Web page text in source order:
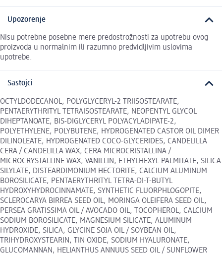
Upozorenje
Nisu potrebne posebne mere predostrožnosti za upotrebu ovog
proizvoda u normalnim ili razumno predvidljivim uslovima
upotrebe.
Sastojci
OCTYLDODECANOL, POLYGLYCERYL-2 TRIISOSTEARATE,
PENTAERYTHRITYL TETRAISOSTEARATE, NEOPENTYL GLYCOL
DIHEPTANOATE, BIS-DIGLYCERYL POLYACYLADIPATE-2,
POLYETHYLENE, POLYBUTENE, HYDROGENATED CASTOR OIL DIMER
DILINOLEATE, HYDROGENATED COCO-GLYCERIDES, CANDELILLA
CERA / CANDELILLA WAX, CERA MICROCRISTALLINA /
MICROCRYSTALLINE WAX, VANILLIN, ETHYLHEXYL PALMITATE, SILICA
SILYLATE, DISTEARDIMONIUM HECTORITE, CALCIUM ALUMINUM
BOROSILICATE, PENTAERYTHRITYL TETRA-DI-T-BUTYL
HYDROXYHYDROCINNAMATE, SYNTHETIC FLUORPHLOGOPITE,
SCLEROCARYA BIRREA SEED OIL, MORINGA OLEIFERA SEED OIL,
PERSEA GRATISSIMA OIL / AVOCADO OIL, TOCOPHEROL, CALCIUM
SODIUM BOROSILICATE, MAGNESIUM SILICATE, ALUMINUM
HYDROXIDE, SILICA, GLYCINE SOJA OIL / SOYBEAN OIL,
TRIHYDROXYSTEARIN, TIN OXIDE, SODIUM HYALURONATE,
GLUCOMANNAN, HELIANTHUS ANNUUS SEED OIL / SUNFLOWER